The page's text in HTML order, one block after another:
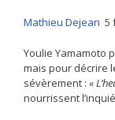
Mathieu Dejean 5
Youlie Yamamoto
mais pour décrire
sévèrement : «
nourrissent